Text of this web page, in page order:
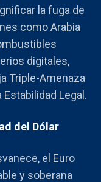
la fuga de
como Arabia
digitales,
Triple-Amenaza
Estabilidad Legal.
del Dólar
el Euro
y soberana